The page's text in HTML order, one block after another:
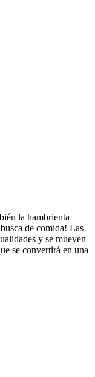
la hambrienta
de comida! Las
y se mueven
se convertirá en una